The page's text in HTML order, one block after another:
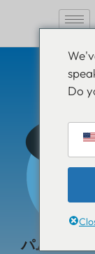
パム・ルス
Do